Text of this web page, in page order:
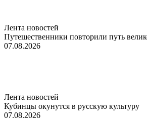
Лента новостей
Путешественники повторили путь
07.08.2026
Лента новостей
Кубинцы окунутся в русскую культуру
07.08.2026